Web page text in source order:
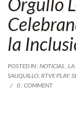
la
POSTED IN :NOTICIAS, LA
SAUQUILLO, RTVE PLAY,
0 : COMMENT